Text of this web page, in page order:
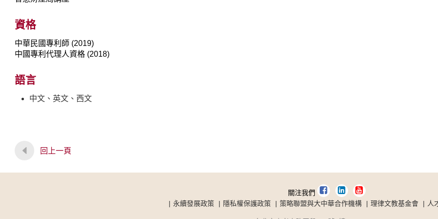
資格
中華民國專利師 (2019)
中國專利代理人資格 (2018)
語言
中文、英文、西文
回上一頁
關注我們
永續發展政策
隱私權保護政策 策略聯盟與大中華合作機構 理律文教基金會 人